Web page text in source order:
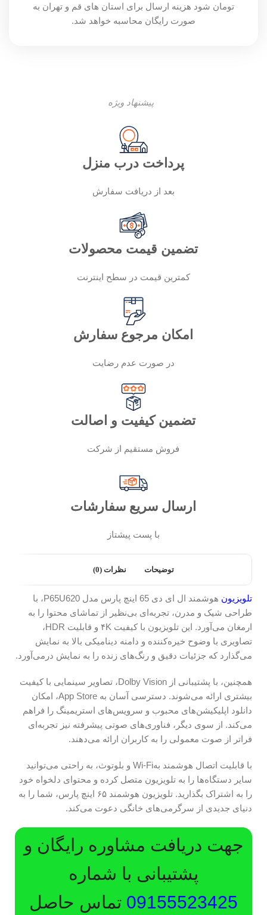
تومان شود هزینه ارسال برای استان های قم و تهران به
صورت رایگان محاسبه خواهد شد.
پیشنهاد ویژه
پرداخت درب منزل
بعد از دریافت سفارش
تضمین قیمت محصولات
کمترین قیمت در سطح اینترنت
امکان مرجوع سفارش
در صورت عدم رضایت
تضمین کیفیت و اصالت
فروش مستقیم از شرکت
ارسال سریع سفارشات
با پست پیشتاز
توضیحات نظرات (0)
تلویزیون
هوشمند ال ای دی 65 اینچ پارس مدل P65U620، با
طراحی شیک و مدرن، تجربه‌ای بی‌نظیر از تماشای محتوا را به
ارمغان می‌آورد. این تلویزیون با کیفیت ۴K و قابلیت HDR،
تصاویری با وضوح خیره‌کننده و دامنه دینامیکی بالا به نمایش
می‌گذارد که جزئیات دقیق و رنگ‌های زنده را به نمایش درمی‌آورد.
همچنین، با پشتیبانی از Dolby Vision، تصاویر سینمایی با کیفیت
بیشتری ارائه می‌شوند. دسترسی آسان به App Store، امکان
دانلود اپلیکیشن‌های محبوب و سرویس‌های استریمینگ را فراهم
می‌کند. از سوی دیگر، فناوری‌های صوتی پیشرفته نیز تجربه‌ای
فراتر از صوت معمولی را به کاربران ارائه می‌دهند.
با قابلیت اتصال هوشمند بهWi-Fi و بلوتوث، به راحتی می‌توانید
سایر دستگاه‌ها را به تلویزیون متصل کرده و محتوای دلخواه خود
را به اشتراک بگذارید. تلویزیون هوشمند ۶۵ اینچ پارس، شما را به
دنیای جدیدی از سرگرمی‌های خانگی دعوت می‌کند.
جهت دریافت مشاوره رایگان و
پشتیبانی با شماره
09155523425 تماس حاصل